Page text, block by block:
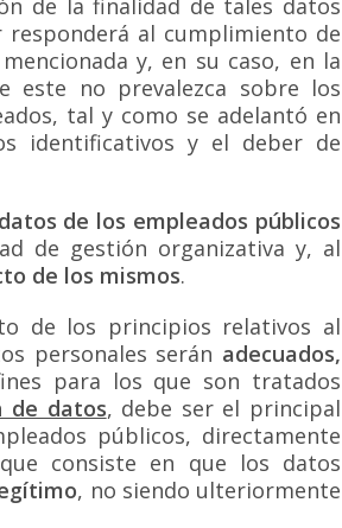
de la finalidad de tales datos
al cumplimiento de
y, en su caso, en la
este no prevalezca sobre los
tal y como se adelantó en
identificativos y el deber de
de los empleados públicos
de gestión organizativa y, al
de los mismos.
de los principios relativos al
personales serán adecuados,
para los que son tratados
de datos, debe ser el principal
públicos, directamente
que consiste en que los datos
, no siendo ulteriormente